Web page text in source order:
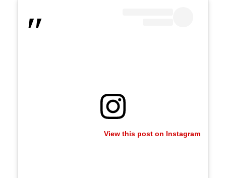
View this post on Instagram